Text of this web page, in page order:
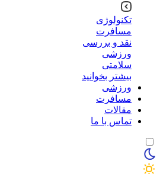
تکنولوژی
مسافرت
نقد و بررسی
ورزشی
سلامتی
بیشتر بخوانید
ورزشی
مسافرت
مقالات
تماس با ما